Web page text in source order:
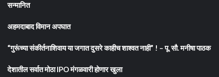
सन्मानित
अहमदाबाद विमान अपघात
“गुरूंच्या संकीर्तनाशिवाय या जगात दुसरे काहीच शाश्वत नाही” ! – पू. सौ. मनीषा पाठक
देशातील सर्वात मोठा IPO मंगळवारी होणार खुला